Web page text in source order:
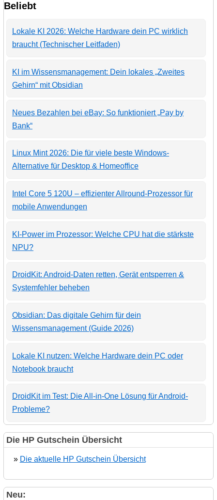
Beliebt
Lokale KI 2026: Welche Hardware dein PC wirklich
braucht (Technischer Leitfaden)
KI im Wissensmanagement: Dein lokales „Zweites
Gehirn“ mit Obsidian
Neues Bezahlen bei eBay: So funktioniert „Pay by
Bank“
Linux Mint 2026: Die für viele beste Windows-
Alternative für Desktop & Homeoffice
Intel Core 5 120U – effizienter Allround-Prozessor für
mobile Anwendungen
KI-Power im Prozessor: Welche CPU hat die stärkste
NPU?
DroidKit: Android-Daten retten, Gerät entsperren &
Systemfehler beheben
Obsidian: Das digitale Gehirn für dein
Wissensmanagement (Guide 2026)
Lokale KI nutzen: Welche Hardware dein PC oder
Notebook braucht
DroidKit im Test: Die All-in-One Lösung für Android-
Probleme?
Die HP Gutschein Übersicht
» Die aktuelle HP Gutschein Übersicht
Neu: